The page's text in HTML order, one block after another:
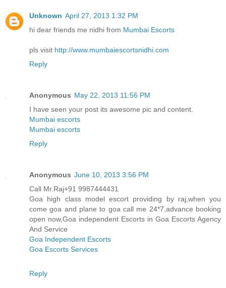
Unknown April 27, 2013 1:32 PM
hi dear friends me nidhi from Mumbai Escorts
pls visit http://www.mumbaiescortsnidhi.com
Reply
Anonymous May 22, 2013 11:56 PM
I have seen your post its awesome pic and content.
Mumbai escorts
Mumbai escorts
Reply
Anonymous June 10, 2013 3:56 PM
Call Mr.Raj+91 9987444431
Goa high class model escort providing by raj,when you
come goa and plane to goa call me 24*7,advance booking
open now,Goa independent Escorts in Goa Escorts Agency
And Service
Goa Independent Escorts
Goa Escorts Services
Reply